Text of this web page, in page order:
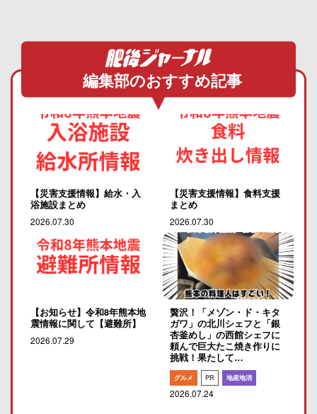
編集部のおすすめ記事
【災害支援情報】給水・入
浴施設まとめ
2026.07.30
【災害支援情報】食料支援
まとめ
2026.07.30
【お知らせ】令和8年熊本地
震情報に関して【避難所】
2026.07.29
贅沢！「メゾン・ド・キタ
ガワ」の北川シェフと「銀
杏釜めし」の西館シェフに
頼んで巨大たこ焼き作りに
挑戦！果たして…
グルメ PR 地産地消
2026.07.24